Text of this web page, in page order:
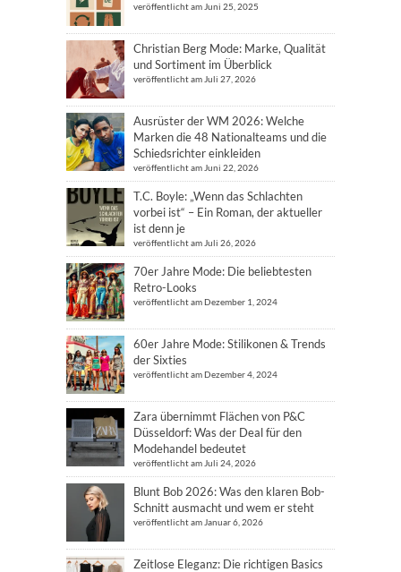
veröffentlicht am Juni 25, 2025
Christian Berg Mode: Marke, Qualität
und Sortiment im Überblick
veröffentlicht am Juli 27, 2026
Ausrüster der WM 2026: Welche
Marken die 48 Nationalteams und die
Schiedsrichter einkleiden
veröffentlicht am Juni 22, 2026
T.C. Boyle: „Wenn das Schlachten
vorbei ist“ – Ein Roman, der aktueller
ist denn je
veröffentlicht am Juli 26, 2026
70er Jahre Mode: Die beliebtesten
Retro-Looks
veröffentlicht am Dezember 1, 2024
60er Jahre Mode: Stilikonen & Trends
der Sixties
veröffentlicht am Dezember 4, 2024
Zara übernimmt Flächen von P&C
Düsseldorf: Was der Deal für den
Modehandel bedeutet
veröffentlicht am Juli 24, 2026
Blunt Bob 2026: Was den klaren Bob-
Schnitt ausmacht und wem er steht
veröffentlicht am Januar 6, 2026
Zeitlose Eleganz: Die richtigen Basics